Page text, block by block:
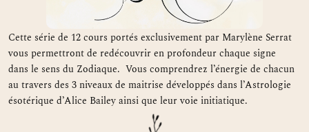
Cette série de 12 cours portés exclusivement par Marylène Serrat
vous permettront de redécouvrir en profondeur chaque signe
dans le sens du Zodiaque. Vous comprendrez l’énergie de chacun
au travers des 3 niveaux de maitrise développés dans l’Astrologie
ésotérique d’Alice Bailey ainsi que leur voie initiatique.